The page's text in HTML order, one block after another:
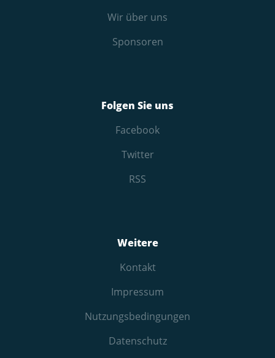
Wir über uns
Sponsoren
Folgen Sie uns
Facebook
Twitter
RSS
Weitere
Kontakt
Impressum
Nutzungs­bedingungen
Datenschutz